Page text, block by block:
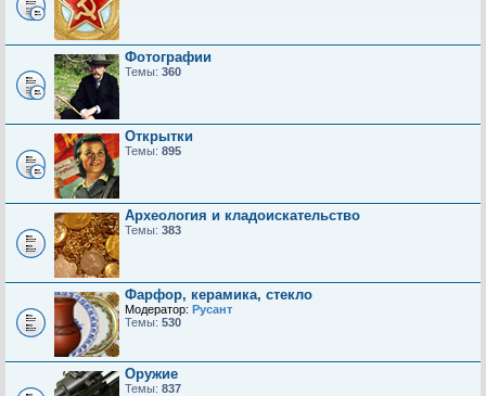
Фотографии
Темы: 360
Открытки
Темы: 895
Археология и кладоискательство
Темы: 383
Фарфор, керамика, стекло
Модератор: Русант
Темы: 530
Оружие
Темы: 837